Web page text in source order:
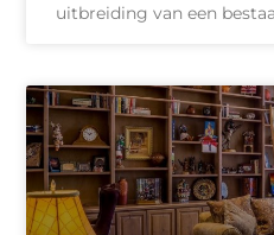
uitbreiding van een